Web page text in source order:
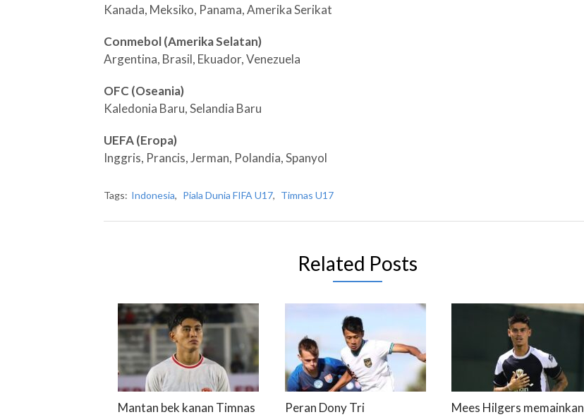
Kanada, Meksiko, Panama, Amerika Serikat
Conmebol (Amerika Selatan)
Argentina, Brasil, Ekuador, Venezuela
OFC (Oseania)
Kaledonia Baru, Selandia Baru
UEFA (Eropa)
Inggris, Prancis, Jerman, Polandia, Spanyol
Tags: Indonesia, Piala Dunia FIFA U17, Timnas U17
Related Posts
Mantan bek kanan Timnas
Peran Dony Tri
Mees Hilgers memainkan